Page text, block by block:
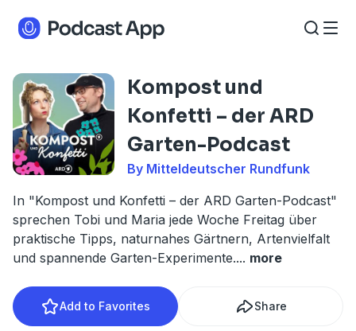
Kompost und
Konfetti – der ARD
Garten-Podcast
By Mitteldeutscher Rundfunk
In "Kompost und Konfetti – der ARD Garten-Podcast"
sprechen Tobi und Maria jede Woche Freitag über
praktische Tipps, naturnahes Gärtnern, Artenvielfalt
und spannende Garten-Experimente.... more
Add to Favorites Share